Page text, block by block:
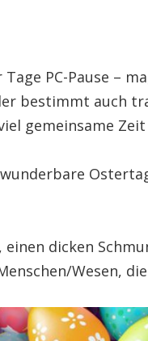
Tage PC-Pause –
bestimmt auch
gemeinsame
dicken
Wesen,